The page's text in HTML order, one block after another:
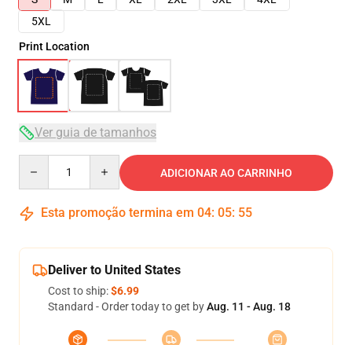
5XL
Print Location
Ver guia de tamanhos
ADICIONAR AO CARRINHO
Esta promoção termina em 04: 05: 54
Deliver to United States
Cost to ship:$6.99
Standard - Order today to get byAug. 11 - Aug. 18